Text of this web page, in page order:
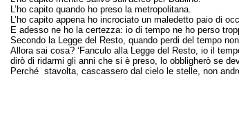
L’ho capito quando ho preso la metropolitana.
L’ho capito appena ho incrociato un maledetto paio di
E adesso ne ho la certezza: io di tempo ne ho perso
Secondo la Legge del Resto, quando perdi del tempo
Allora sai cosa? ‘Fanculo alla Legge del Resto, io il
dirò di ridarmi gli anni che si è preso, lo obbligherò se
Perché stavolta, cascassero dal cielo le stelle, non